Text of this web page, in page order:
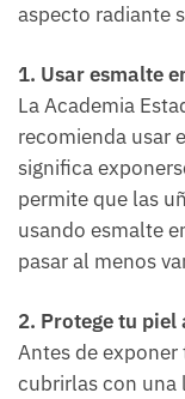
aspecto radiante
1. Usar esmalte
La Academia
recomienda usar
significa
permite que las
usando esmalte
pasar al menos
2. Protege tu
Antes de
cubrirlas con una